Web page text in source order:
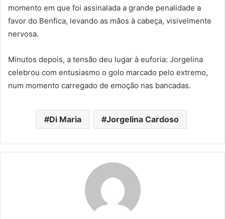
momento em que foi assinalada a grande penalidade a
favor do Benfica, levando as mãos à cabeça, visivelmente
nervosa.
Minutos depois, a tensão deu lugar à euforia: Jorgelina
celebrou com entusiasmo o golo marcado pelo extremo,
num momento carregado de emoção nas bancadas.
Di Maria Jorgelina Cardoso